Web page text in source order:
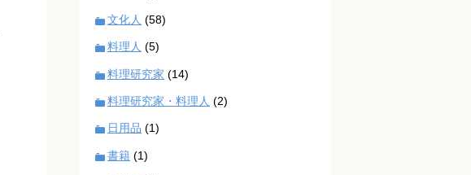
文化人 (58)
料理人 (5)
料理研究家 (14)
料理研究家・料理人 (2)
日用品 (1)
書籍 (1)